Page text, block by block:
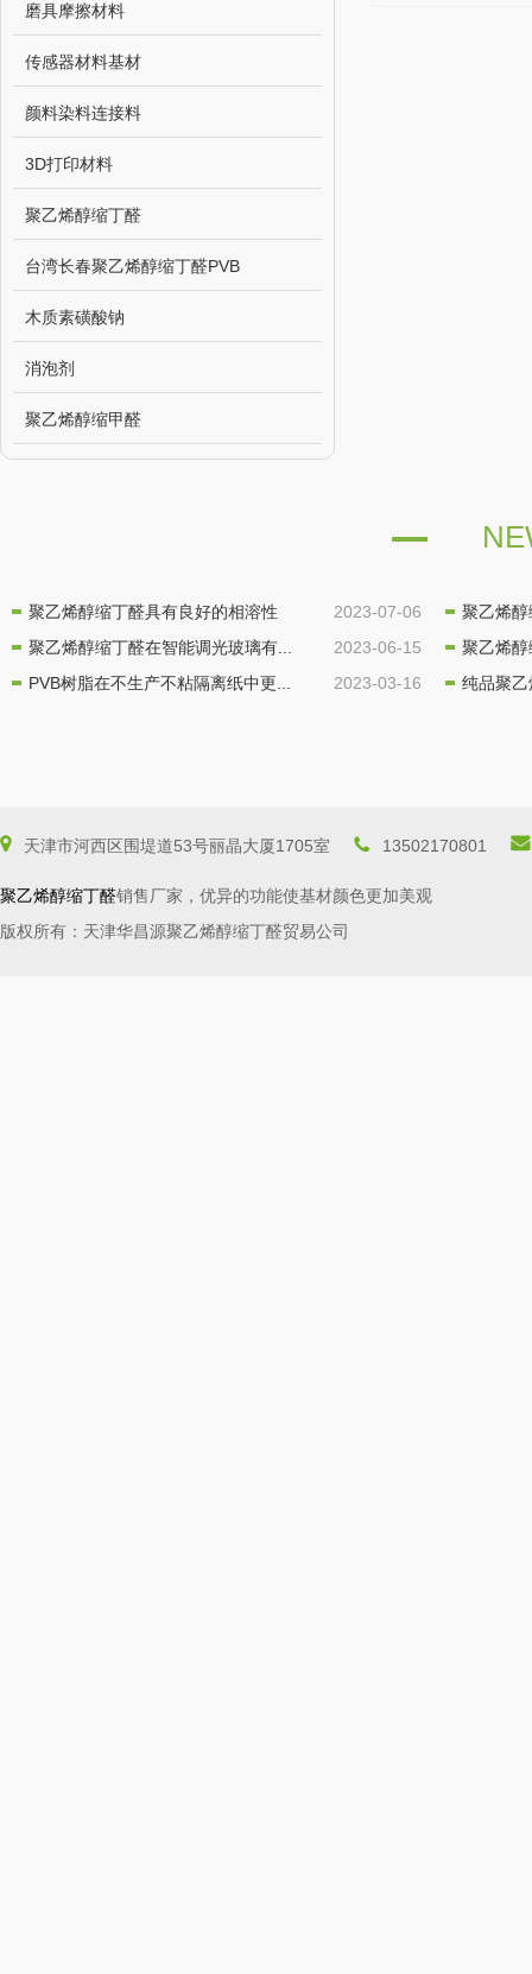
磨具摩擦材料
传感器材料基材
颜料染料连接料
3D打印材料
聚乙烯醇缩丁醛
台湾长春聚乙烯醇缩丁醛PVB
木质素磺酸钠
消泡剂
聚乙烯醇缩甲醛
2023-07-06
聚乙烯醇缩丁醛具有良好的相溶性
聚乙烯
2023-06-15
聚乙烯醇缩丁醛在智能调光玻璃有...
聚乙烯
2023-03-16
PVB树脂在不生产不粘隔离纸中更... 纯品聚
天津市河西区围堤道53号丽晶大厦1705室 13502170801
聚乙烯醇缩丁醛销售厂家，优异的功能使基材颜色更加美观
版权所有：天津华昌源聚乙烯醇缩丁醛贸易公司